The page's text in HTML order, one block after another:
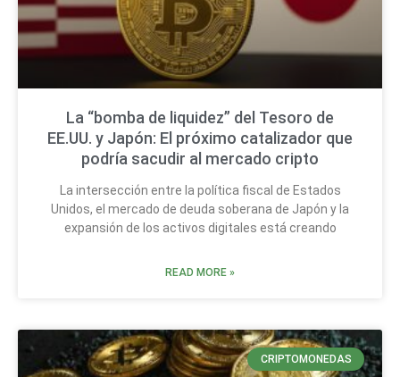
La “bomba de liquidez” del Tesoro de
EE.UU. y Japón: El próximo catalizador que
podría sacudir al mercado cripto
La intersección entre la política fiscal de Estados
Unidos, el mercado de deuda soberana de Japón y la
expansión de los activos digitales está creando
READ MORE »
CRIPTOMONEDAS